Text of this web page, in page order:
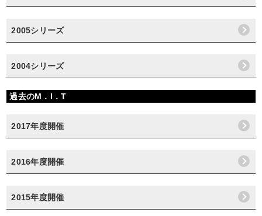
2005シリーズ
2004シリーズ
過去のM．I．T
2017年度開催
2016年度開催
2015年度開催